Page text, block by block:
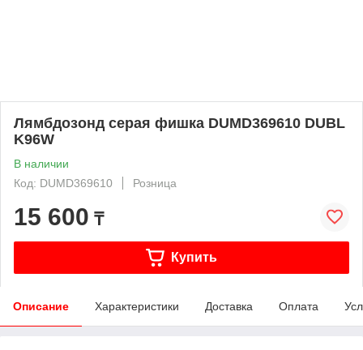
Лямбдозонд серая фишка DUMD369610 DUBL
K96W
В наличии
Код: DUMD369610
Розница
15 600 ₸
Купить
Описание Характеристики Доставка Оплата